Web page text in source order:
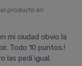
el producto en
mi ciudad obvio la
Todo 10 puntos.!
las pedí igual.